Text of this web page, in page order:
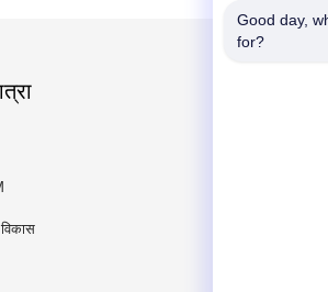
Good day,
for?